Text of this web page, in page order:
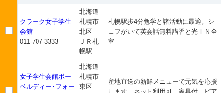
クラーク女子学生
会館
011-707-3333
北海道
札幌市
北区
ＪＲ札
幌駅
札幌駅歩4分勉学と諸活動に最適。シ
ェフがいて英会話無料講習と光ＩＮ全
室
女子学生会館ボー
ベルディー･フォー
北海道
札幌市
東区
産地直送の新鮮メニューで元気を応援
します。ネット利用可。家具付。ピア